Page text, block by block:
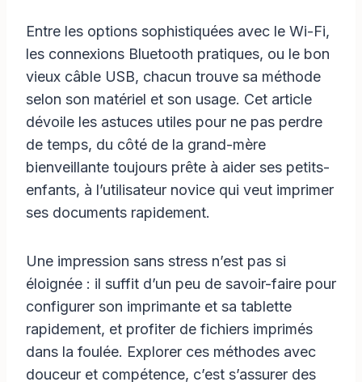
Entre les options sophistiquées avec le Wi-Fi,
les connexions Bluetooth pratiques, ou le bon
vieux câble USB, chacun trouve sa méthode
selon son matériel et son usage. Cet article
dévoile les astuces utiles pour ne pas perdre
de temps, du côté de la grand-mère
bienveillante toujours prête à aider ses petits-
enfants, à l’utilisateur novice qui veut imprimer
ses documents rapidement.
Une impression sans stress n’est pas si
éloignée : il suffit d’un peu de savoir-faire pour
configurer son imprimante et sa tablette
rapidement, et profiter de fichiers imprimés
dans la foulée. Explorer ces méthodes avec
douceur et compétence, c’est s’assurer des